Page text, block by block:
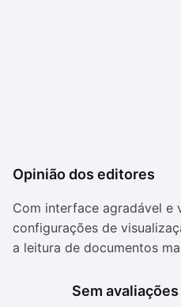
Opinião dos editores
Com interface agradável e
configurações de
a leitura de documentos
buscas avançadas.
Sem